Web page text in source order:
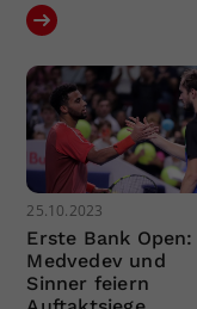
25.10.2023
Erste Bank Open:
Medvedev und
Sinner feiern